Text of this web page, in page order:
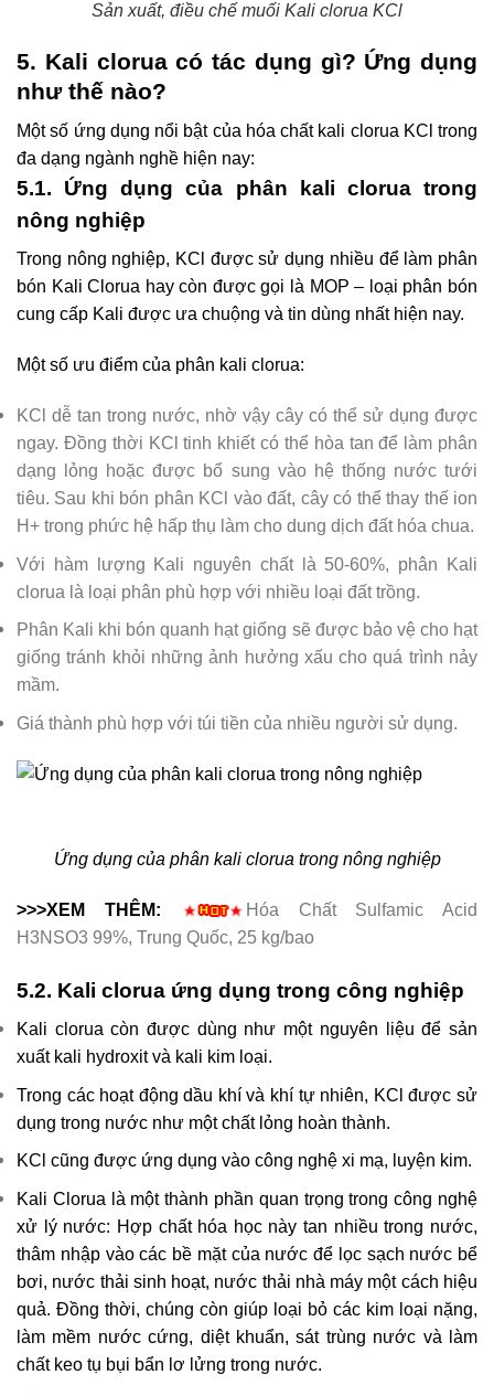
Sản xuất, điều chế muối Kali clorua KCl
5. Kali clorua có tác dụng gì? Ứng dụng
như thế nào?
Một số ứng dụng nổi bật của hóa chất kali clorua KCl trong
đa dạng ngành nghề hiện nay:
5.1. Ứng dụng của phân kali clorua trong
nông nghiệp
Trong nông nghiệp, KCl được sử dụng nhiều để làm phân
bón Kali Clorua hay còn được gọi là MOP – loại phân bón
cung cấp Kali được ưa chuộng và tin dùng nhất hiện nay.
Một số ưu điểm của phân kali clorua:
KCl dễ tan trong nước, nhờ vậy cây có thể sử dụng được
ngay. Đồng thời KCl tinh khiết có thể hòa tan để làm phân
dạng lỏng hoặc được bổ sung vào hệ thống nước tưới
tiêu. Sau khi bón phân KCl vào đất, cây có thể thay thế ion
H+ trong phức hệ hấp thụ làm cho dung dịch đất hóa chua.
Với hàm lượng Kali nguyên chất là 50-60%, phân Kali
clorua là loại phân phù hợp với nhiều loại đất trồng.
Phân Kali khi bón quanh hạt giống sẽ được bảo vệ cho hạt
giống tránh khỏi những ảnh hưởng xấu cho quá trình nảy
mầm.
Giá thành phù hợp với túi tiền của nhiều người sử dụng.
Ứng dụng của phân kali clorua trong nông nghiệp
>>>XEM THÊM:
Hóa Chất Sulfamic Acid
H3NSO3 99%, Trung Quốc, 25 kg/bao
5.2. Kali clorua ứng dụng trong công nghiệp
Kali clorua còn được dùng như một nguyên liệu để sản
xuất kali hydroxit và kali kim loại.
Trong các hoạt động dầu khí và khí tự nhiên, KCl được sử
dụng trong nước như một chất lỏng hoàn thành.
KCl cũng được ứng dụng vào công nghệ xi mạ, luyện kim.
Kali Clorua là một thành phần quan trọng trong công nghệ
xử lý nước: Hợp chất hóa học này tan nhiều trong nước,
thâm nhập vào các bề mặt của nước để lọc sạch nước bể
bơi, nước thải sinh hoạt, nước thải nhà máy một cách hiệu
quả. Đồng thời, chúng còn giúp loại bỏ các kim loại nặng,
làm mềm nước cứng, diệt khuẩn, sát trùng nước và làm
chất keo tụ bụi bẩn lơ lửng trong nước.